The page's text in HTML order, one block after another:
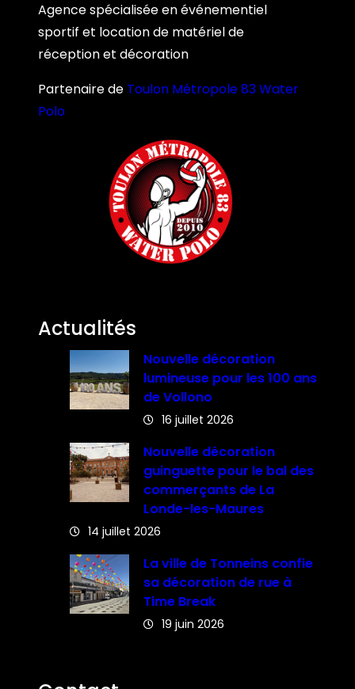
Agence spécialisée en événementiel
sportif et location de matériel de
réception et décoration
Partenaire de Toulon Métropole 83 Water
Polo
Actualités
Nouvelle décoration
lumineuse pour les 100 ans
de Vollono
16 juillet 2026
Nouvelle décoration
guinguette pour le bal des
commerçants de La
Londe-les-Maures
14 juillet 2026
La ville de Tonneins confie
sa décoration de rue à
Time Break
19 juin 2026